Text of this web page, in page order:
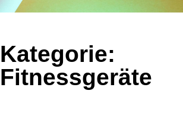
Kategorie:
Fitnessgeräte